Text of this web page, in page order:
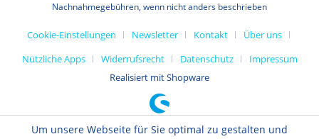
Nachnahmegebühren, wenn nicht anders beschrieben
Cookie-Einstellungen Newsletter Kontakt
Über uns
Nützliche Apps
Widerrufsrecht Datenschutz
Impressum
Realisiert mit Shopware
Um unsere Webseite für Sie optimal zu gestalten und